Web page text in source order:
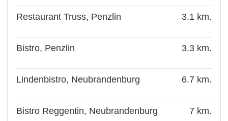
Restaurant Truss, Penzlin 3.1 km.
Bistro, Penzlin 3.3 km.
Lindenbistro, Neubrandenburg 6.7 km.
Bistro Reggentin, Neubrandenburg 7 km.